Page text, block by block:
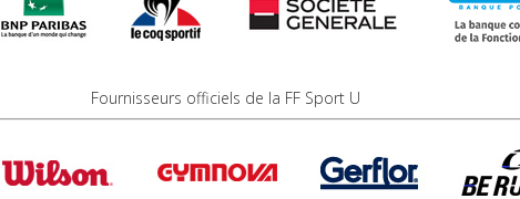
Fournisseurs officiels de la FF Sport U